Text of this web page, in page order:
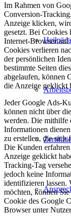
Im Rahmen von
Conversion-
Anzeige klicken,
gesetzt. Bei Cookies
Internet-Browser auf
Cookies verlieren
der persönlichen
bestimmte Seiten
abgelaufen, können
die Anzeige geklickt
Jeder Google Ads-
können nicht über
werden. Die mithilfe
Informationen
zu erstellen, die sich
Die Kunden
Anzeige geklickt
Tracking-Tag
jedoch keine
identifizieren lassen.
möchten, können
Cookie des Google
Browser unter